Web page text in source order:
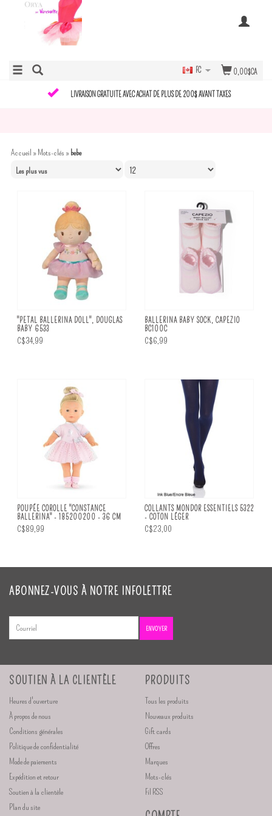
0,00$CA
FC
LIVRAISON GRATUITE AVEC ACHAT DE PLUS DE 200$ AVANT TAXES
Accueil »Mots-clés » bebe
"PETAL BALLERINA DOLL", DOUGLAS
BABY 6533
C$34,99
BALLERINA BABY SOCK, CAPEZIO
BC100C
C$6,99
POUPÉE COROLLE "CONSTANCE
BALLERINA" - 185200200 - 36 CM
C$89,99
COLLANTS MONDOR ESSENTIELS 5322
- COTON LÉGER
C$23,00
ABONNEZ-VOUS À NOTRE INFOLETTRE
ENVOYER
SOUTIEN À LA CLIENTÈLE
Heures d'ouverture
À propos de nous
Conditions générales
Politique de confidentialité
Mode de paiements
Expédition et retour
Soutien à la clientèle
Plan du site
PRODUITS
Tous les produits
Nouveaux produits
Gift cards
Offres
Marques
Mots-clés
Fil RSS